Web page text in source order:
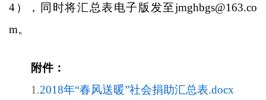
4 ），同时将汇总表电子版发至jmghbgs@163.co
m。
附件：
1.2018年“春风送暖”社会捐助汇总表.docx